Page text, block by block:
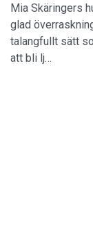
Mia Skäringers
glad
talangfullt sätt
att bli lj…